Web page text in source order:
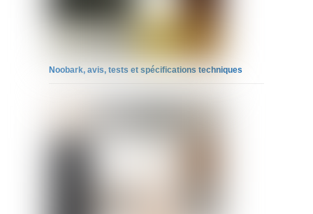
Noobark, avis, tests et spécifications techniques